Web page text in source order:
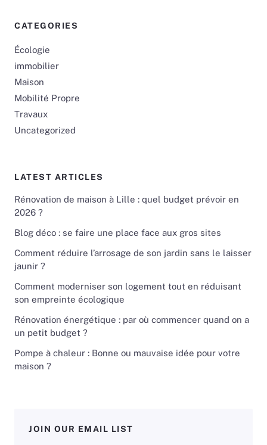
CATEGORIES
Écologie
immobilier
Maison
Mobilité Propre
Travaux
Uncategorized
LATEST ARTICLES
Rénovation de maison à Lille : quel budget prévoir en
2026 ?
Blog déco : se faire une place face aux gros sites
Comment réduire l’arrosage de son jardin sans le laisser
jaunir ?
Comment moderniser son logement tout en réduisant
son empreinte écologique
Rénovation énergétique : par où commencer quand on a
un petit budget ?
Pompe à chaleur : Bonne ou mauvaise idée pour votre
maison ?
JOIN OUR EMAIL LIST